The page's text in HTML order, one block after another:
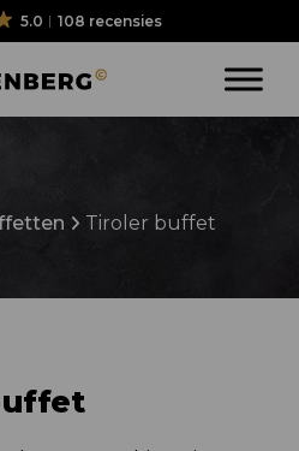
5.0 108 recensies
Tiroler buffet